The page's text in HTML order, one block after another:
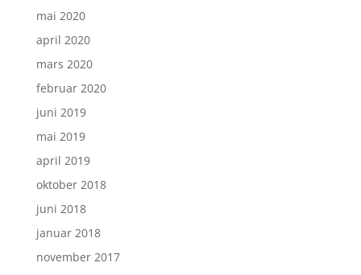
mai 2020
april 2020
mars 2020
februar 2020
juni 2019
mai 2019
april 2019
oktober 2018
juni 2018
januar 2018
november 2017